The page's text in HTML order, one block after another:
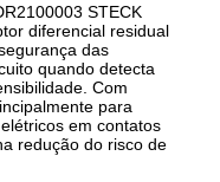
STECK
diferencial residual
das
quando detecta
Com
para
em contatos
redução do risco de